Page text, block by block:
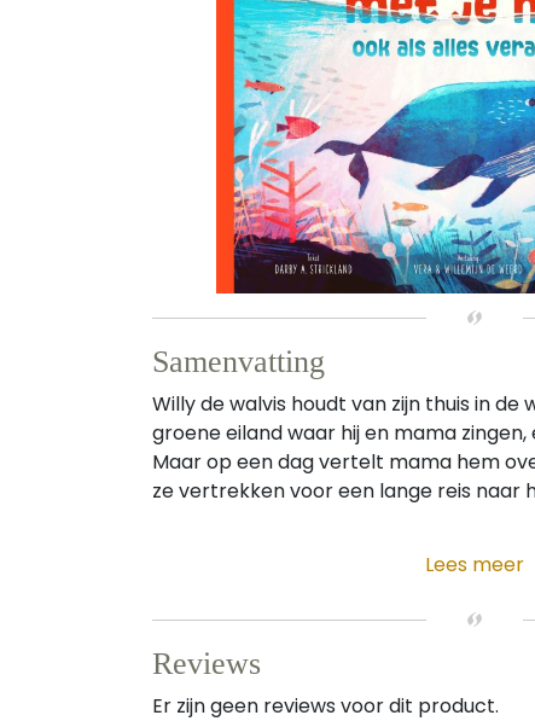
Samenvatting
Willy de walvis houdt van zijn thuis in de
groene eiland waar hij en mama
Maar op een dag vertelt mama hem
ze vertrekken voor een lange reis naar
Lees meer
Reviews
Er zijn geen reviews voor dit product.